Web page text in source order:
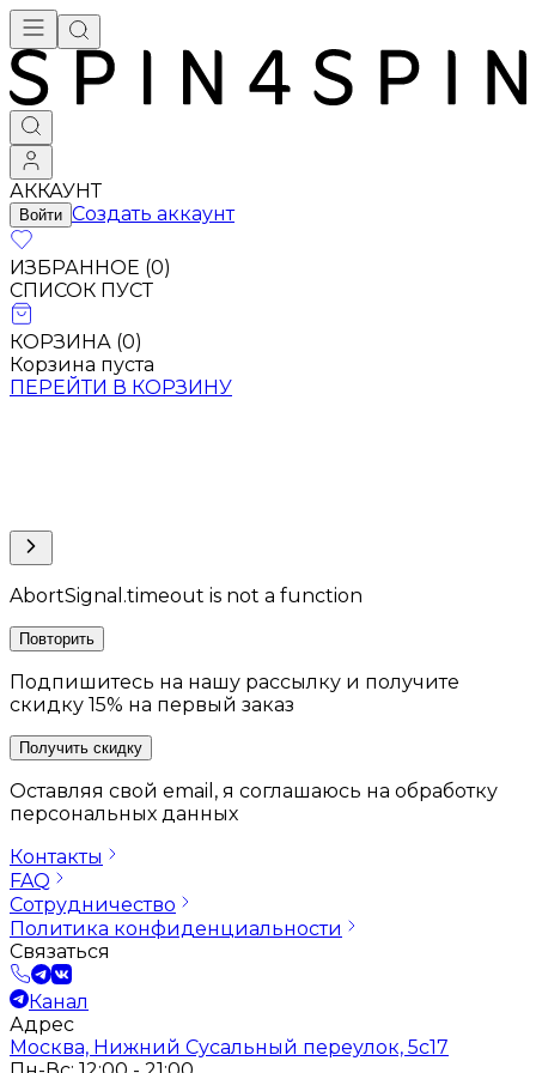
АККАУНТ
Войти Создать аккаунт
ИЗБРАННОЕ (0)
СПИСОК ПУСТ
КОРЗИНА (0)
Корзина пуста
ПЕРЕЙТИ В КОРЗИНУ
AbortSignal.timeout is not a function
Повторить
Подпишитесь на нашу рассылку и получите
скидку 15% на первый заказ
Получить скидку
Оставляя свой email, я соглашаюсь на обработку
персональных данных
Контакты
FAQ
Сотрудничество
Политика конфиденциальности
Связаться
Канал
Адрес
Москва, Нижний Сусальный переулок, 5с17